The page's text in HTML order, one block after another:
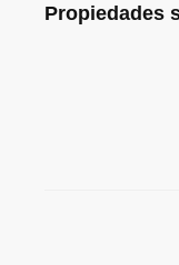
Propiedades